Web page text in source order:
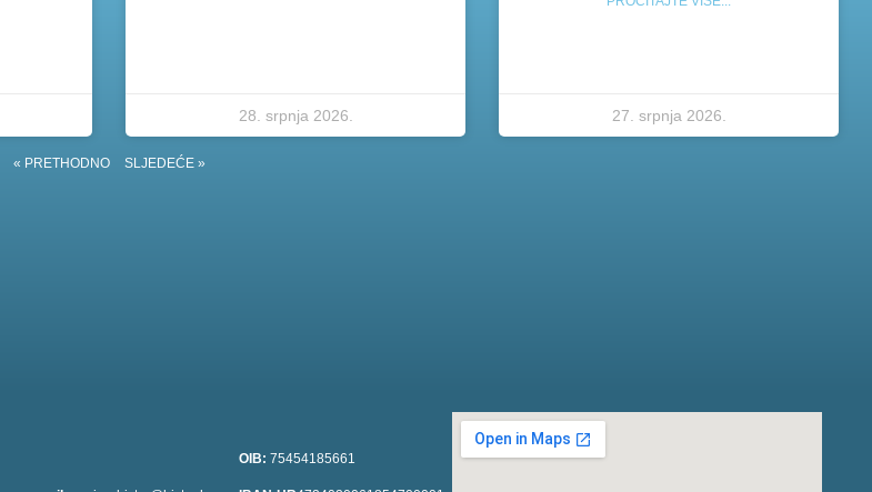
28. srpnja 2026. 27. srpnja 2026.
« PRETHODNO SLJEDEĆE »
OIB: 75454185661